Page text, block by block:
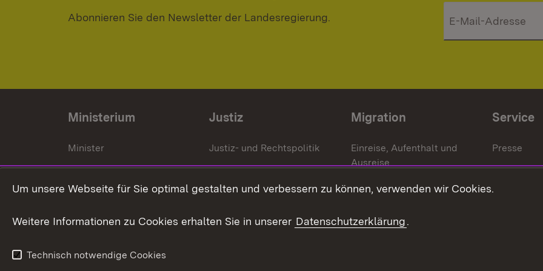
Abonnieren Sie den Newsletter der Landesregierung.
Ministerium
Minister
Staatssekrektär
Ministerialdirektorin
Organigramm
Justiz
Justiz- und Rechtspolitik
Gerichte und
Staatsanwaltschaften
Migration
Einreise, Aufenthalt und
Ausreise
Asylbewerber und
Erlasse und
Service
Presse
Um unsere Webseite für Sie optimal gestalten und verbessern zu können, verwenden wir Cookies.
Weitere Informationen zu Cookies erhalten Sie in unserer Datenschutzerklärung.
Technisch notwendige Cookies